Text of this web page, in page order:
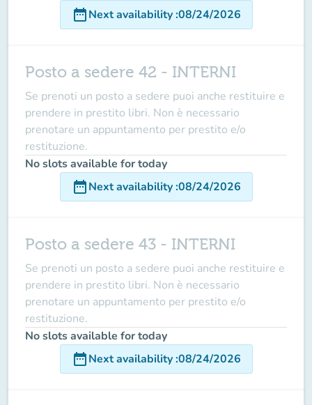
date_rangeNext availability:08/24/2026
Posto a sedere 42 - INTERNI
Se prenoti un posto a sedere puoi anche restituire e
prendere in prestito libri. Non è necessario
prenotare un appuntamento per prestito e/o
restituzione.
No slots available for today
date_rangeNext availability:08/24/2026
Posto a sedere 43 - INTERNI
Se prenoti un posto a sedere puoi anche restituire e
prendere in prestito libri. Non è necessario
prenotare un appuntamento per prestito e/o
restituzione.
No slots available for today
date_rangeNext availability:08/24/2026